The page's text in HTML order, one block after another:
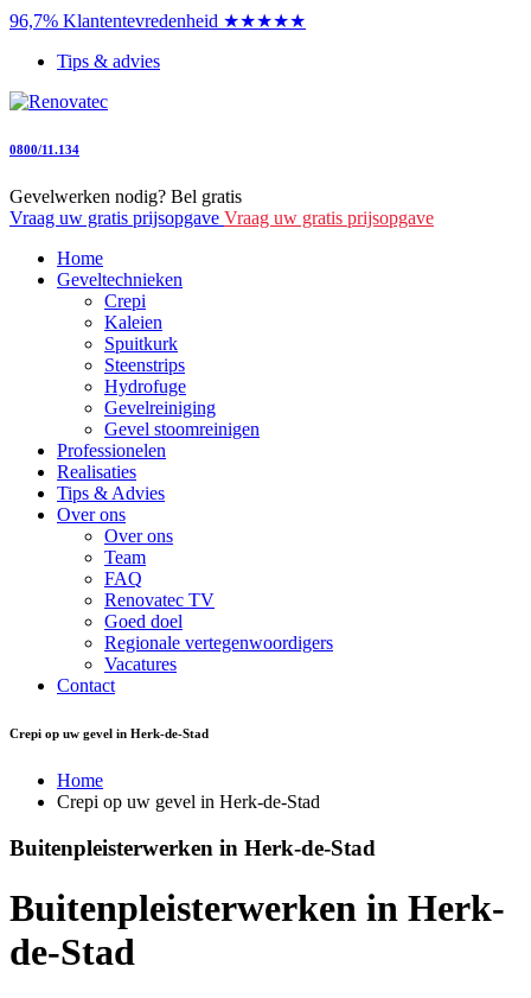
96,7% Klantentevredenheid ★★★★★
Tips & advies
0800/11.134
Gevelwerken nodig? Bel gratis
Vraag uw gratis prijsopgave Vraag uw gratis prijsopgave
Home
Geveltechnieken
Crepi
Kaleien
Spuitkurk
Steenstrips
Hydrofuge
Gevelreiniging
Gevel stoomreinigen
Professionelen
Realisaties
Tips & Advies
Over ons
Over ons
Team
FAQ
Renovatec TV
Goed doel
Regionale vertegenwoordigers
Vacatures
Contact
Crepi op uw gevel in Herk-de-Stad
Home
Crepi op uw gevel in Herk-de-Stad
Buitenpleisterwerken in Herk-de-Stad
Buitenpleisterwerken in Herk-
de-Stad